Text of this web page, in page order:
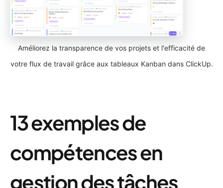
Améliorez la transparence de vos projets et l'efficacité de
votre flux de travail grâce aux tableaux Kanban dans ClickUp.
13 exemples de
compétences en
gestion des tâches